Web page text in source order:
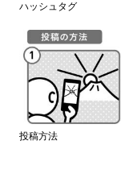
ハッシュタグ
投稿方法